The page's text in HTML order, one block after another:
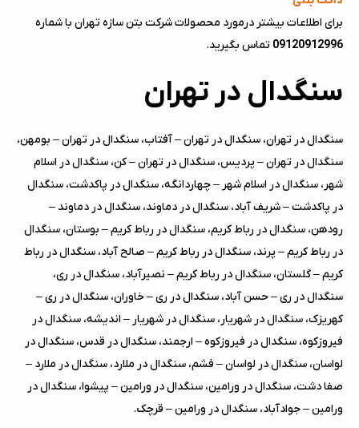
برای اطلاعات بیشتر درمورد محصولات شرکت بتن سازه تهران با شماره
09120912996 تماس بگیرید.
سنگدال در تهران
سنگدال در تهران، سنگدال در تهران – آفتاب، سنگدال در تهران – بومهن،
سنگدال در تهران – پردیس، سنگدال در تهران – کن، سنگدال در اسلام
شهر، سنگدال در اسلام شهر – چهاردانگه، سنگدال در پاکدشت، سنگدال
در پاکدشت – شریف آباد، سنگدال در دماوند، سنگدال در دماوند –
رودهن، سنگدال در رباط کریم، سنگدال در رباط کریم – بوستان، سنگدال
در رباط کریم – پرند، سنگدال در رباط کریم – صالح آباد، سنگدال در رباط
کریم – گلستان، سنگدال در رباط کریم – نصیرآباد، سنگدال در ری،
سنگدال در ری – حسن آباد، سنگدال در ری – خاوران، سنگدال در ری –
کهریزک، سنگدال در شهریار، سنگدال در شهریار – اندیشه، سنگدال در
فيروزکوه، سنگدال در فيروزکوه – ارجمند، سنگدال در قدس، سنگدال در
لواسان، سنگدال در لواسان – فشم، سنگدال در ملارد، سنگدال در ملارد –
صفا دشت، سنگدال در ورامین، سنگدال در ورامین – پیشوا، سنگدال در
ورامین – جوادآباد، سنگدال در ورامین – قرچک.